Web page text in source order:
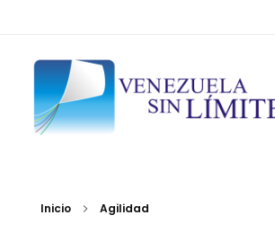
Fundación Venezuela Sin Límites
21 años de alianzas para la transformación socialInicio Agilidad